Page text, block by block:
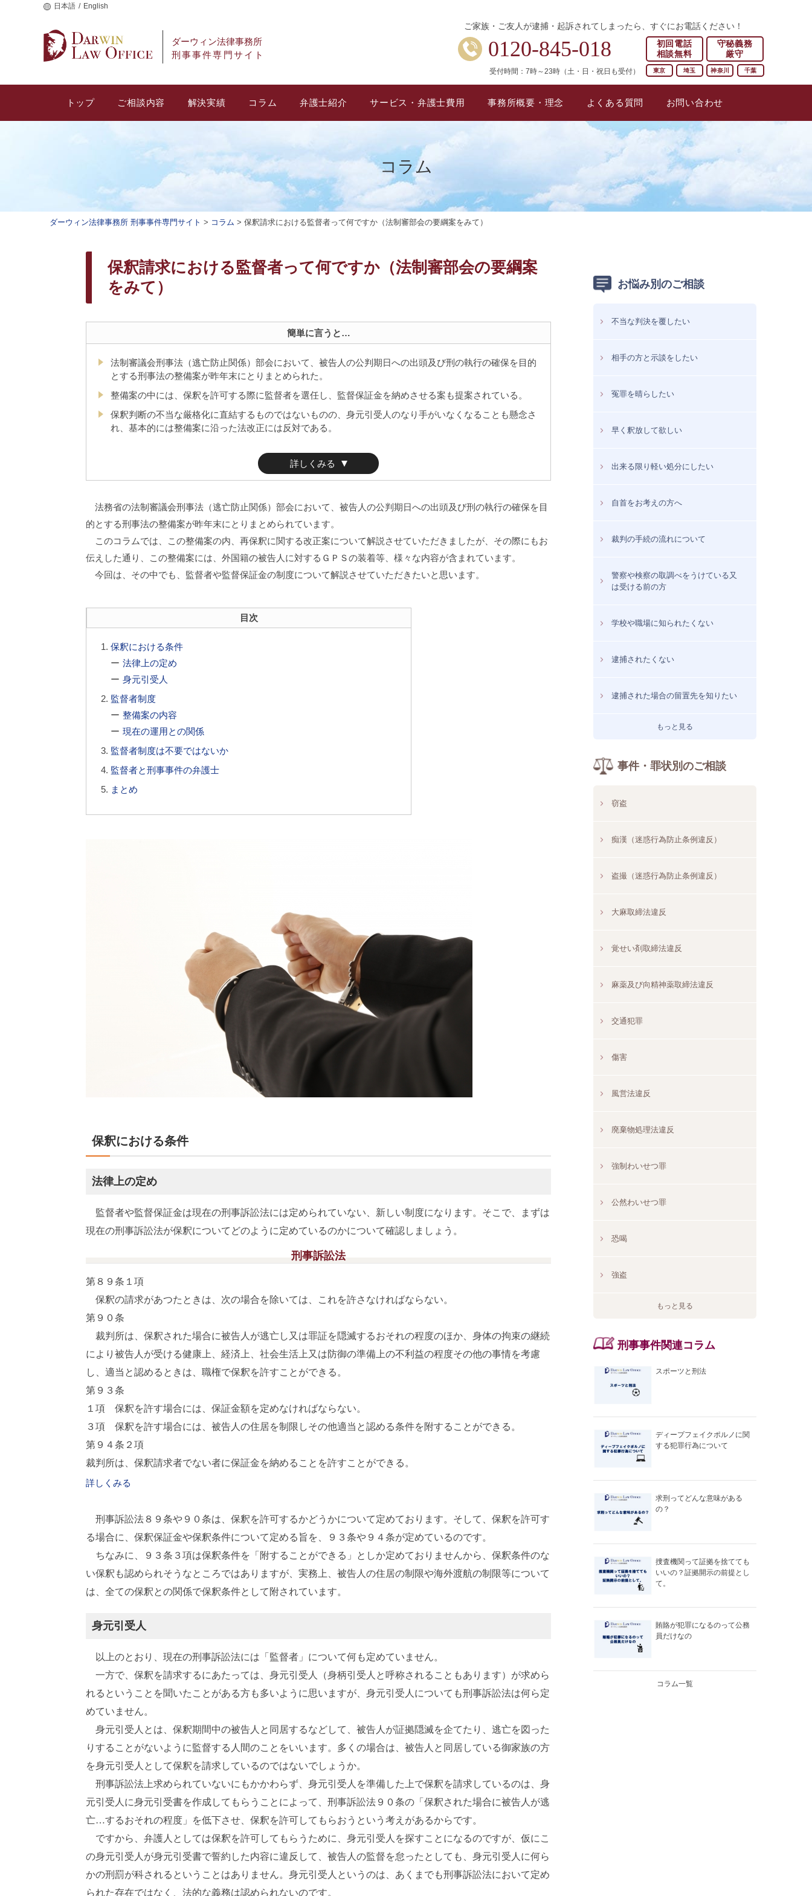
日本語 English
ダーウィン法律事務所
刑事事件専門サイト
ご家族・ご友人が逮捕・起訴されてしまったら、すぐにお電話ください！
0120-845-018
受付時間：7時～23時（土・日・祝日も受付）
初回電話
相談無料
守秘義務
厳守
東京 埼玉 神奈川 千葉
トップ ご相談内容 解決実績 コラム 弁護士紹介 サービス・弁護士費用 事務所概要・理念 よくある質問 お問い合わせ
コラム
ダーウィン法律事務所 刑事事件専門サイト > コラム > 保釈請求における監督者って何ですか（法制審部会の要綱案をみて）
保釈請求における監督者って何ですか（法制審部会の要綱案
をみて）
簡単に言うと…
法制審議会刑事法（逃亡防止関係）部会において、被告人の公判期日への出頭及び刑の執行の確保を目的
とする刑事法の整備案が昨年末にとりまとめられた。
整備案の中には、保釈を許可する際に監督者を選任し、監督保証金を納めさせる案も提案されている。
保釈判断の不当な厳格化に直結するものではないものの、身元引受人のなり手がいなくなることも懸念さ
れ、基本的には整備案に沿った法改正には反対である。
詳しくみる
法務省の法制審議会刑事法（逃亡防止関係）部会において、被告人の公判期日への出頭及び刑の執行の確保を目
的とする刑事法の整備案が昨年末にとりまとめられています。
このコラムでは、この整備案の内、再保釈に関する改正案について解説させていただきましたが、その際にもお
伝えした通り、この整備案には、外国籍の被告人に対するＧＰＳの装着等、様々な内容が含まれています。
今回は、その中でも、監督者や監督保証金の制度について解説させていただきたいと思います。
目次
保釈における条件
法律上の定め
身元引受人
監督者制度
整備案の内容
現在の運用との関係
監督者制度は不要ではないか
監督者と刑事事件の弁護士
まとめ
保釈における条件
法律上の定め
監督者や監督保証金は現在の刑事訴訟法には定められていない、新しい制度になります。そこで、まずは
現在の刑事訴訟法が保釈についてどのように定めているのかについて確認しましょう。
刑事訴訟法
第８９条１項
保釈の請求があつたときは、次の場合を除いては、これを許さなければならない。
第９０条
裁判所は、保釈された場合に被告人が逃亡し又は罪証を隠滅するおそれの程度のほか、身体の拘束の継続
により被告人が受ける健康上、経済上、社会生活上又は防御の準備上の不利益の程度その他の事情を考慮
し、適当と認めるときは、職権で保釈を許すことができる。
第９３条
１項 保釈を許す場合には、保証金額を定めなければならない。
３項 保釈を許す場合には、被告人の住居を制限しその他適当と認める条件を附することができる。
第９４条２項
裁判所は、保釈請求者でない者に保証金を納めることを許すことができる。
詳しくみる
刑事訴訟法８９条や９０条は、保釈を許可するかどうかについて定めております。そして、保釈を許可す
る場合に、保釈保証金や保釈条件について定める旨を、９３条や９４条が定めているのです。
ちなみに、９３条３項は保釈条件を「附することができる」としか定めておりませんから、保釈条件のな
い保釈も認められそうなところではありますが、実務上、被告人の住居の制限や海外渡航の制限等について
は、全ての保釈との関係で保釈条件として附されています。
身元引受人
以上のとおり、現在の刑事訴訟法には「監督者」について何も定めていません。
一方で、保釈を請求するにあたっては、身元引受人（身柄引受人と呼称されることもあります）が求めら
れるということを聞いたことがある方も多いように思いますが、身元引受人についても刑事訴訟法は何ら定
めていません。
身元引受人とは、保釈期間中の被告人と同居するなどして、被告人が証拠隠滅を企てたり、逃亡を図った
りすることがないように監督する人間のことをいいます。多くの場合は、被告人と同居している御家族の方
を身元引受人として保釈を請求しているのではないでしょうか。
刑事訴訟法上求められていないにもかかわらず、身元引受人を準備した上で保釈を請求しているのは、身
元引受人に身元引受書を作成してもらうことによって、刑事訴訟法９０条の「保釈された場合に被告人が逃
亡…するおそれの程度」を低下させ、保釈を許可してもらおうという考えがあるからです。
ですから、弁護人としては保釈を許可してもらうために、身元引受人を探すことになるのですが、仮にこ
の身元引受人が身元引受書で誓約した内容に違反して、被告人の監督を怠ったとしても、身元引受人に何ら
かの刑罰が科されるということはありません。身元引受人というのは、あくまでも刑事訴訟法において定め
られた存在ではなく、法的な義務は認められないのです。
お悩み別のご相談
不当な判決を覆したい
相手の方と示談をしたい
冤罪を晴らしたい
早く釈放して欲しい
出来る限り軽い処分にしたい
自首をお考えの方へ
裁判の手続の流れについて
警察や検察の取調べをうけている又
は受ける前の方
学校や職場に知られたくない
逮捕されたくない
逮捕された場合の留置先を知りたい
もっと見る
事件・罪状別のご相談
窃盗
痴漢（迷惑行為防止条例違反）
盗撮（迷惑行為防止条例違反）
大麻取締法違反
覚せい剤取締法違反
麻薬及び向精神薬取締法違反
交通犯罪
傷害
風営法違反
廃棄物処理法違反
強制わいせつ罪
公然わいせつ罪
恐喝
強盗
もっと見る
刑事事件関連コラム
スポーツと刑法
ディープフェイクポルノに関
する犯罪行為について
求刑ってどんな意味がある
の？
捜査機関って証拠を捨てても
いいの？証拠開示の前提とし
て。
賄賂が犯罪になるのって公務
員だけなの
コラム一覧